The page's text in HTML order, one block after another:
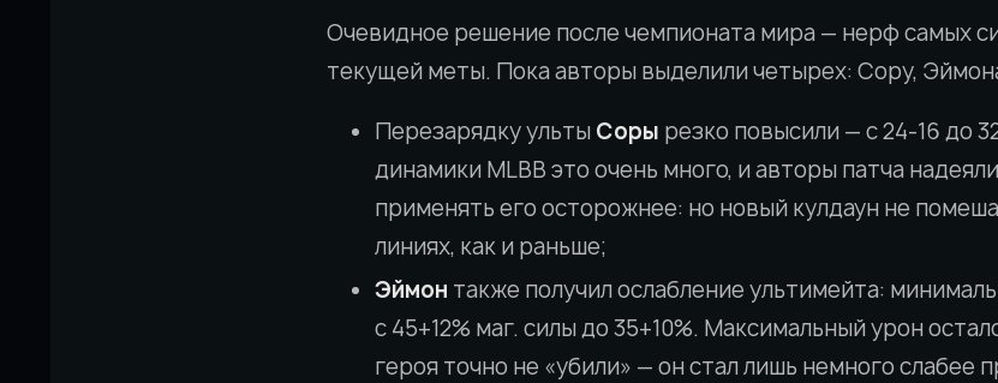
Очевидное решение после чемпионата мира — нерф самых
текущей меты. Пока авторы выделили четырех: Сору,
Перезарядку ульты Соры резко повысили — с 24-16 до
динамики MLBB это очень много, и авторы патча
применять его осторожнее: но новый кулдаун не
линиях, как и раньше;
Эймон также получил ослабление ультимейта:
с 45+12% маг. силы до 35+10%. Максимальный урон
героя точно не «убили» — он стал лишь немного слабее